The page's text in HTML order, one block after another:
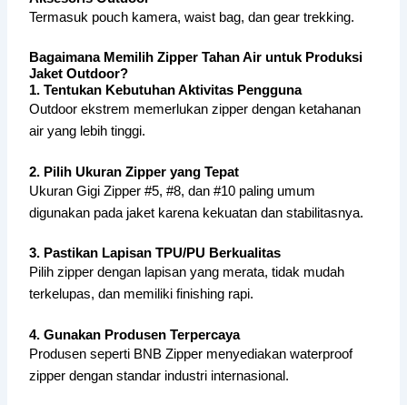
Termasuk pouch kamera, waist bag, dan gear trekking.
Bagaimana Memilih Zipper Tahan Air untuk Produksi
Jaket Outdoor?
1. Tentukan Kebutuhan Aktivitas Pengguna
Outdoor ekstrem memerlukan zipper dengan ketahanan
air yang lebih tinggi.
2. Pilih Ukuran Zipper yang Tepat
Ukuran Gigi Zipper #5, #8, dan #10 paling umum
digunakan pada jaket karena kekuatan dan stabilitasnya.
3. Pastikan Lapisan TPU/PU Berkualitas
Pilih zipper dengan lapisan yang merata, tidak mudah
terkelupas, dan memiliki finishing rapi.
4. Gunakan Produsen Terpercaya
Produsen seperti BNB Zipper menyediakan waterproof
zipper dengan standar industri internasional.